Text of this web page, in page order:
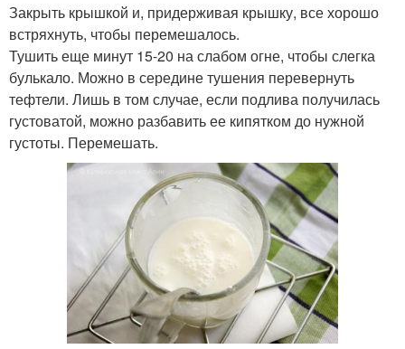
Закрыть крышкой и, придерживая крышку, все хорошо
встряхнуть, чтобы перемешалось.
Тушить еще минут 15-20 на слабом огне, чтобы слегка
булькало. Можно в середине тушения перевернуть
тефтели. Лишь в том случае, если подлива получилась
густоватой, можно разбавить ее кипятком до нужной
густоты. Перемешать.